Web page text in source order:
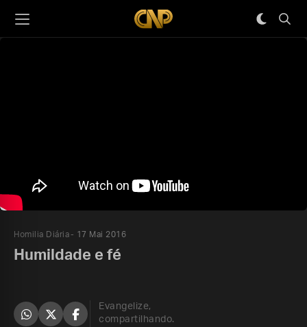
Homilia Diária 17 Mai 2016
Humildade e fé
Evangelize,
compartilhando.